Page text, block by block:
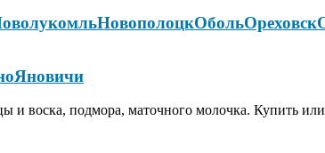
НовополоцкОбольОреховск
Яновичи
воска, подмора, маточного молочка. Купить